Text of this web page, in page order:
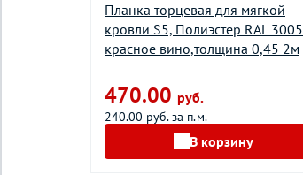
Планка торцевая для мягкой
кровли S5, Полиэстер RAL 3005
красное вино,толщина 0,45 2м
470.00 руб.
240.00 руб. за п.м.
В корзину